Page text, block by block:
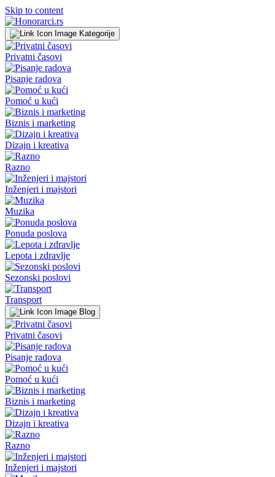
Skip to content
Kategorije
Privatni časovi
Pisanje radova
Pomoć u kući
Biznis i marketing
Dizajn i kreativa
Razno
Inženjeri i majstori
Muzika
Ponuda poslova
Lepota i zdravlje
Sezonski poslovi
Transport
Blog
Privatni časovi
Pisanje radova
Pomoć u kući
Biznis i marketing
Dizajn i kreativa
Razno
Inženjeri i majstori